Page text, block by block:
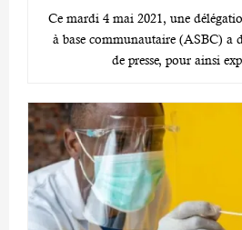
Ce mardi 4 mai 2021, une
à base communautaire (ASBC) a
de presse, pour ainsi